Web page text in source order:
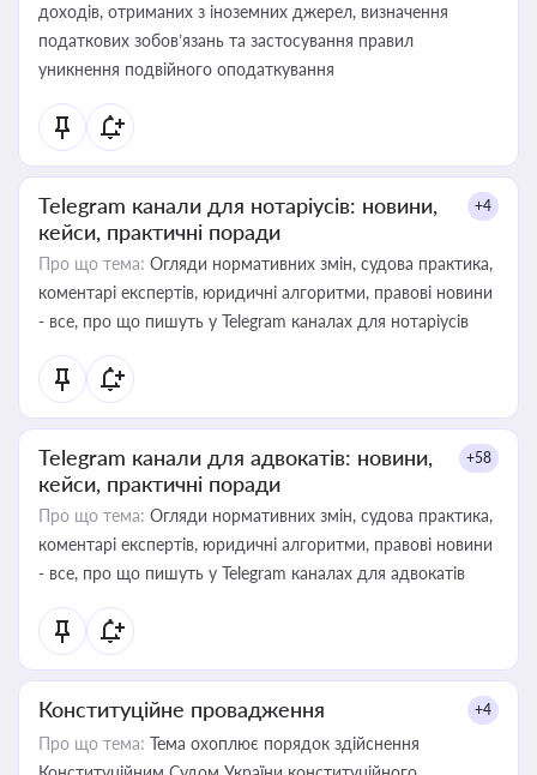
доходів, отриманих з іноземних джерел, визначення
податкових зобов’язань та застосування правил
уникнення подвійного оподаткування
Telegram канали для нотаріусів: новини,
кейси, практичні поради
+4
Про що тема: Огляди нормативних змін, судова практика,
коментарі експертів, юридичні алгоритми, правові новини
- все, про що пишуть у Telegram каналах для нотаріусів
Telegram канали для адвокатів: новини,
кейси, практичні поради
+58
Про що тема: Огляди нормативних змін, судова практика,
коментарі експертів, юридичні алгоритми, правові новини
- все, про що пишуть у Telegram каналах для адвокатів
Конституційне провадження +4
Про що тема: Тема охоплює порядок здійснення